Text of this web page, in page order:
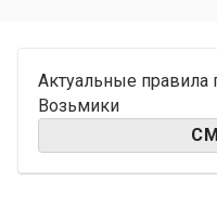
Актуальные правила
Возьмики